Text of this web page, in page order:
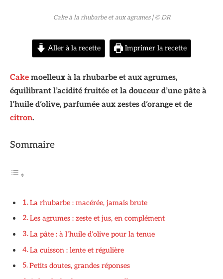
Cake à la rhubarbe et aux agrumes | © DR
Aller à la recette Imprimer la recette
Cake moelleux à la rhubarbe et aux agrumes,
équilibrant l’acidité fruitée et la douceur d’une pâte à
l’huile d’olive, parfumée aux zestes d’orange et de
citron.
Sommaire
La rhubarbe : macérée, jamais brute
Les agrumes : zeste et jus, en complément
La pâte : à l’huile d’olive pour la tenue
La cuisson : lente et régulière
Petits doutes, grandes réponses